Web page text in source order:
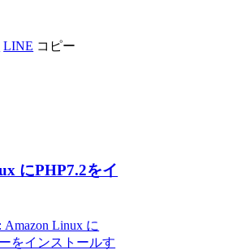
LINE コピー
にPHP7.2をイ
Linux に
をインストールす